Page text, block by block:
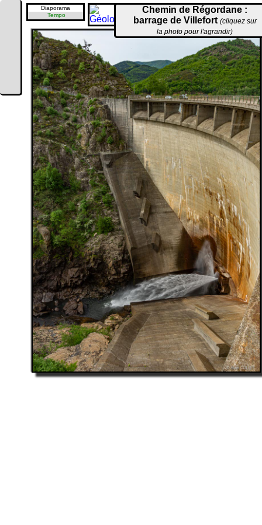
Diaporama
Tempo
Chemin de Régordane :
barrage de Villefort (cliquez sur
la photo pour l'agrandir)